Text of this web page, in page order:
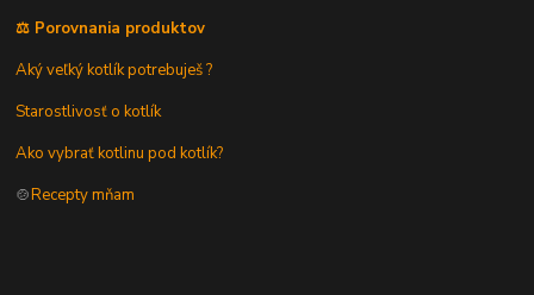
⚖️ Porovnania produktov
Aký veľký kotlík potrebuješ ?
Starostlivosť o kotlík
Ako vybrať kotlinu pod kotlík?
🍲Recepty mňam